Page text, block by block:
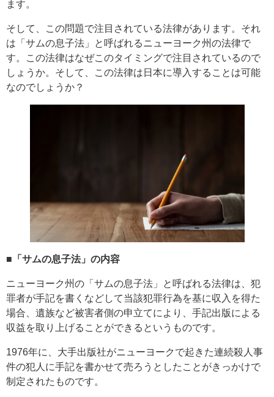
ます。
そして、この問題で注目されている法律があります。それ
は「サムの息子法」と呼ばれるニューヨーク州の法律で
す。この法律はなぜこのタイミングで注目されているので
しょうか。そして、この法律は日本に導入することは可能
なのでしょうか？
■「サムの息子法」の内容
ニューヨーク州の「サムの息子法」と呼ばれる法律は、犯
罪者が手記を書くなどして当該犯罪行為を基に収入を得た
場合、遺族など被害者側の申立てにより、手記出版による
収益を取り上げることができるというものです。
1976年に、大手出版社がニューヨークで起きた連続殺人事
件の犯人に手記を書かせて売ろうとしたことがきっかけで
制定されたものです。